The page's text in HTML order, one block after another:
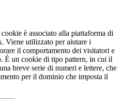
è associato alla piattaforma di
Viene utilizzato per aiutare i
il comportamento dei visitatori e
È un cookie di tipo pattern, in cui il
breve serie di numeri e lettere, che
per il dominio che imposta il